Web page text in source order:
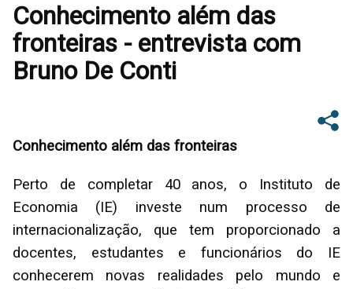
Conhecimento além das
fronteiras - entrevista com
Bruno De Conti
Conhecimento além das fronteiras
Perto de completar 40 anos, o Instituto de
Economia (IE) investe num processo de
internacionalização, que tem proporcionado a
docentes, estudantes e funcionários do IE
conhecerem novas realidades pelo mundo e